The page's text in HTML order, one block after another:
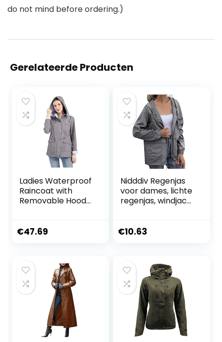
do not mind before ordering.)
Gerelateerde Producten
Ladies Waterproof
Raincoat with
Removable Hood
Rain Gear Women
€47.69
Nidddiv Regenjas
voor dames, lichte
regenjas, windjack
buiten, trekkoord
voor regenseizoen,
stijlvolle 2023
warme regenjas
voor
€10.63